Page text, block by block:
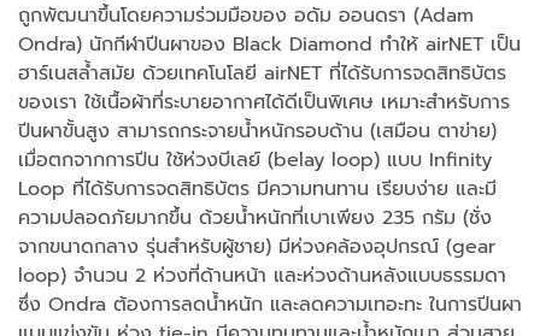
ถูกพัฒนาขึ้นโดยความร่วมมือของ อดัม ออนดรา (Adam
Ondra) นักกีฬาปีนผาของ Black Diamond ทำให้ airNET เป็น
ฮาร์เนสล้ำสมัย ด้วยเทคโนโลยี airNET ที่ได้รับการจดสิทธิบัตร
ของเรา ใช้เนื้อผ้าที่ระบายอากาศได้ดีเป็นพิเศษ เหมาะสำหรับการ
ปีนผาขั้นสูง สามารถกระจายน้ำหนักรอบด้าน (เสมือน ตาข่าย)
เมื่อตกจากการปีน ใช้ห่วงบีเลย์ (belay loop) แบบ Infinity
Loop ที่ได้รับการจดสิทธิบัตร มีความทนทาน เรียบง่าย และมี
ความปลอดภัยมากขึ้น ด้วยน้ำหนักที่เบาเพียง 235 กรัม (ชั่ง
จากขนาดกลาง รุ่นสำหรับผู้ชาย) มีห่วงคล้องอุปกรณ์ (gear
loop) จำนวน 2 ห่วงที่ด้านหน้า และห่วงด้านหลังแบบธรรมดา
ซึ่ง Ondra ต้องการลดน้ำหนัก และลดความเทอะทะ ในการปีนผา